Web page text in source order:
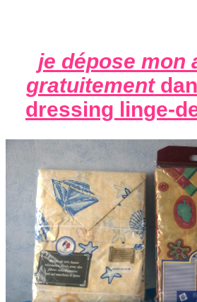
je dépose mon
gratuitement
dressing linge-